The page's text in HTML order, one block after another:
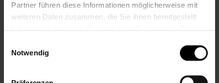
Partner führen diese Informationen möglicherweise mit
weiteren Daten zusammen, die Sie ihnen bereitgestellt
Notwendig
Geburtstag - Originell bis Lustig
Der 21. Geburtstag steht vor der Tür – ein besonderer